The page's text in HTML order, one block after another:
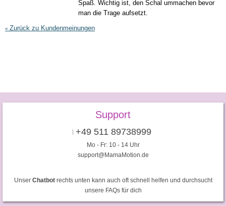
Spaß. Wichtig ist, den Schal ummachen bevor
man die Trage aufsetzt.
« Zurück zu Kundenmeinungen
Support
+49 511 89738999
Mo - Fr: 10 - 14 Uhr
support@MamaMotion.de
Unser Chatbotrechts unten kann auch oft schnell helfen und durchsucht
unsere FAQs für dich